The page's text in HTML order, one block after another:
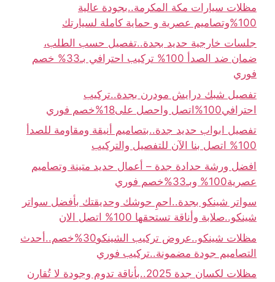
مظلات سيارات مكة المكرمة..بجودة عالية
100%وتصاميم عصرية و حماية كاملة لسيارتك
جلسات خارجية حديد بجدة..تفصيل حسب الطلب،
ضمان ضد الصدأ 100% تركيب احترافي بـ33% خصم
فوري
تفصيل شبك درايش مودرن بجدة..تركيب
احترافي100%اتصل واحصل على18%خصم فوري
تفصيل ابواب حديد جدة..بتصاميم أنيقة ومقاومة للصدأ
100% اتصل بنا الآن للتفصيل والتركيب
افضل ورشة حدادة جدة – أعمال حديد متينة وتصاميم
عصرية100% وبـ33%خصم فوري
سواتر شينكو بجدة..احمِ حوشك وحديقتك بأفضل سواتر
شينكو..صلابة وأناقة تستحقها 100% اتصل الان
مظلات شينكو..عروض تركيب الشينكو30%خصم..أحدث
التصاميم جودة مضمونة..تركيب فوري
مظلات لكسان جدة 2025..بأناقة تدوم وجودة لا تُقارن